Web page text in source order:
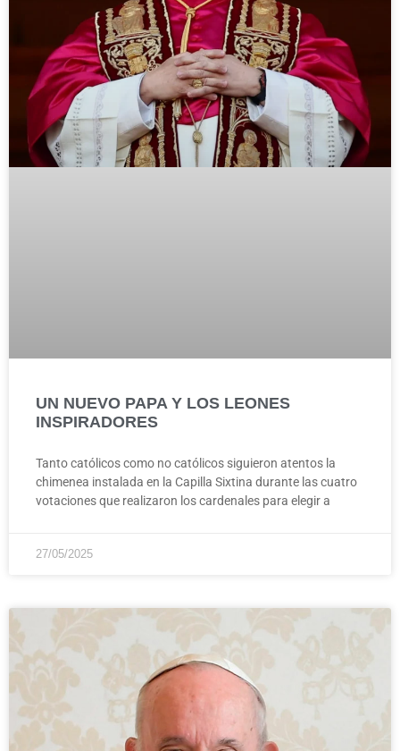
UN NUEVO PAPA Y LOS LEONES
INSPIRADORES
Tanto católicos como no católicos siguieron atentos la
chimenea instalada en la Capilla Sixtina durante las cuatro
votaciones que realizaron los cardenales para elegir a
27/05/2025